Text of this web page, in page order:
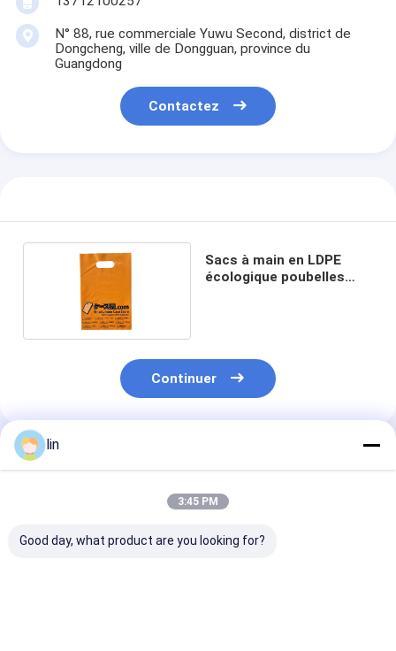
N° 88, rue commerciale Yuwu Second, district de
Dongcheng, ville de Dongguan, province du
Guangdong
Contactez
Sacs à main en LDPE
écologique poubelles
Continuer
Produits Recommandés
lin
3:45 PM
Good day, what product are you looking for?